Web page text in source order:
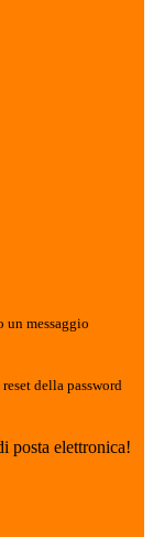
un messaggio
della password
posta elettronica!